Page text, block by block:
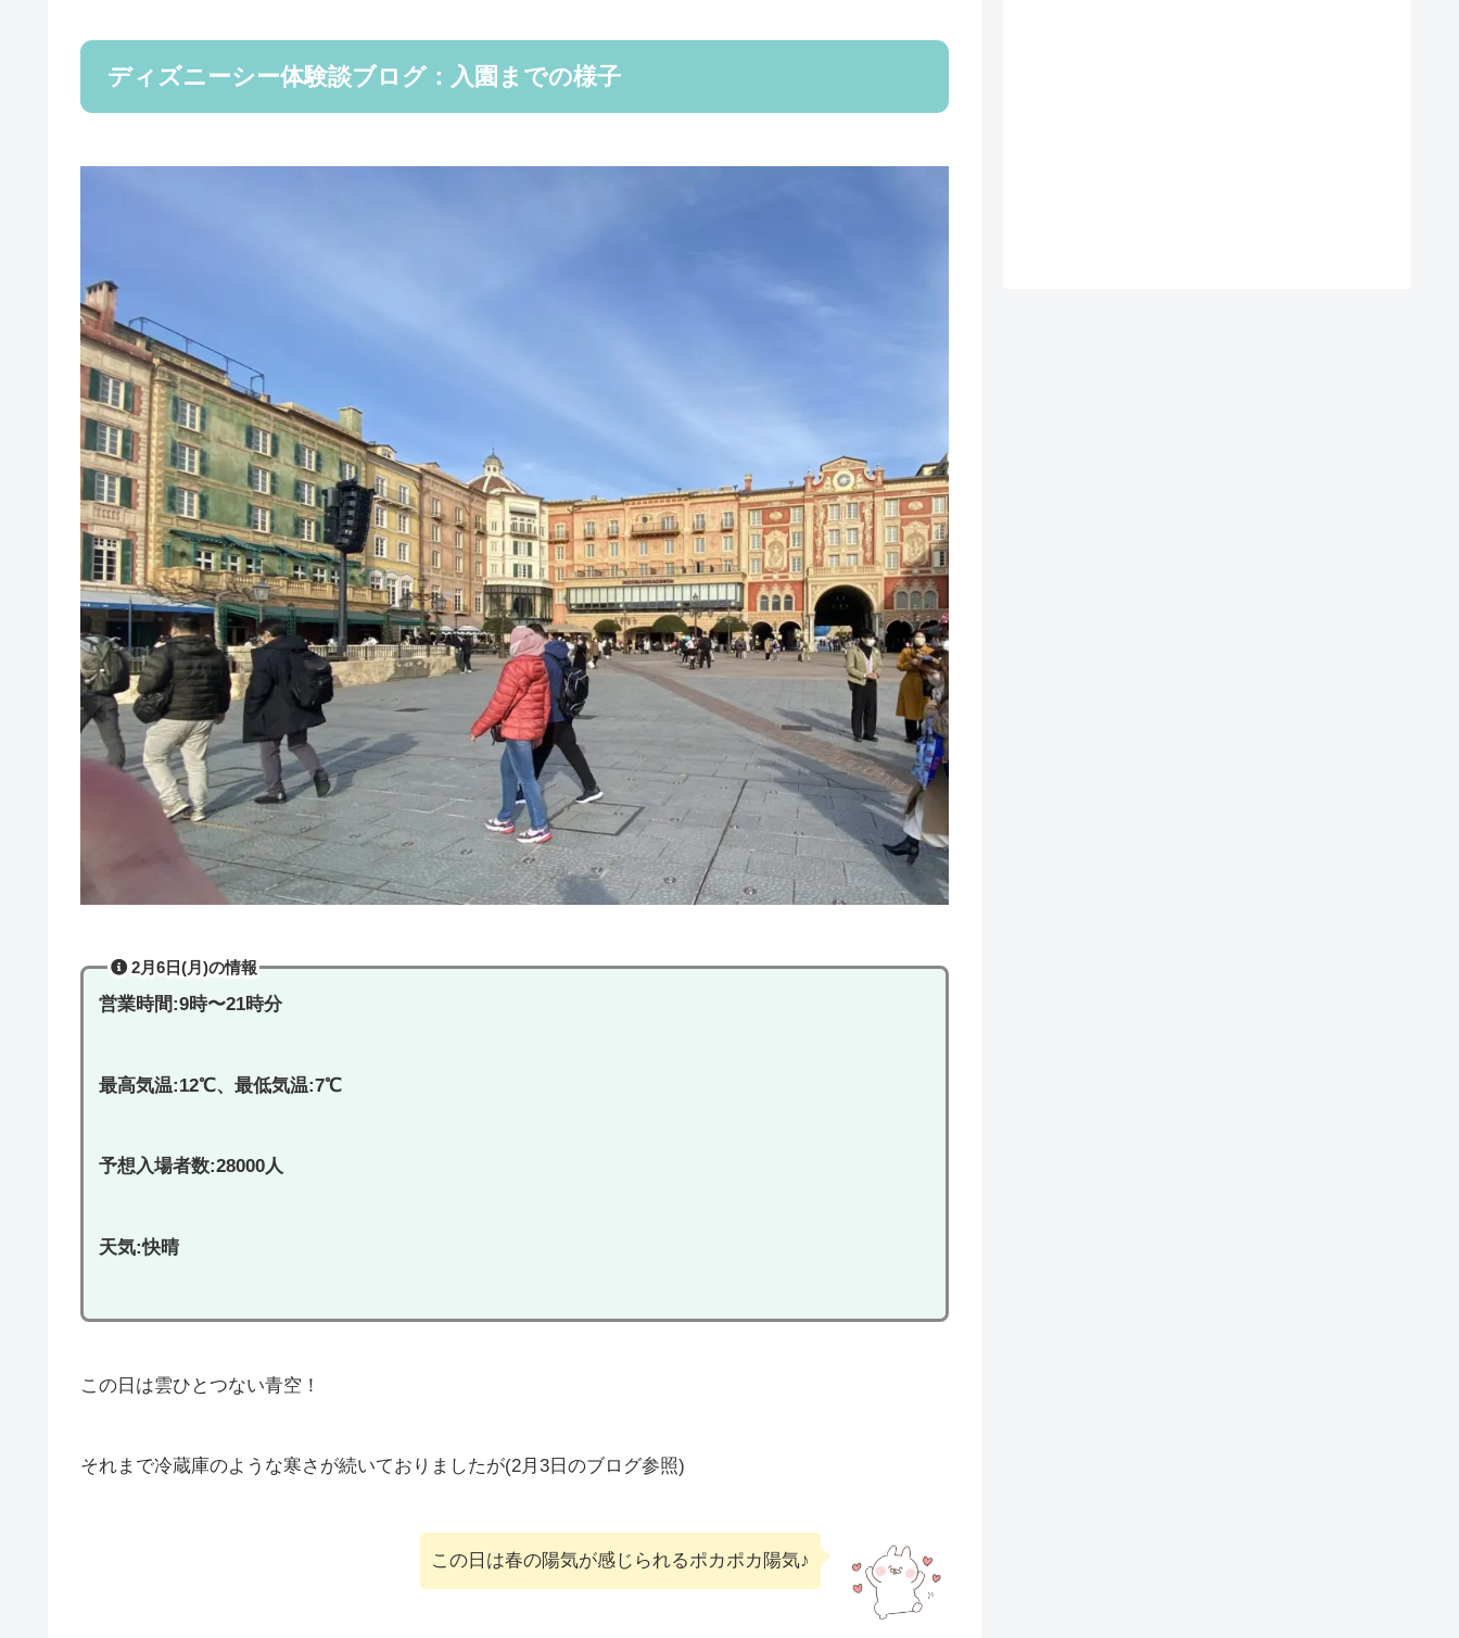
ディズニーシー体験談ブログ：入園までの様子
2月6日(月)の情報
営業時間:9時〜21時分
最高気温:12℃、最低気温:7℃
予想入場者数:28000人
天気:快晴
この日は雲ひとつない青空！
それまで冷蔵庫のような寒さが続いておりましたが(2月3日のブログ参照)
この日は春の陽気が感じられるポカポカ陽気♪